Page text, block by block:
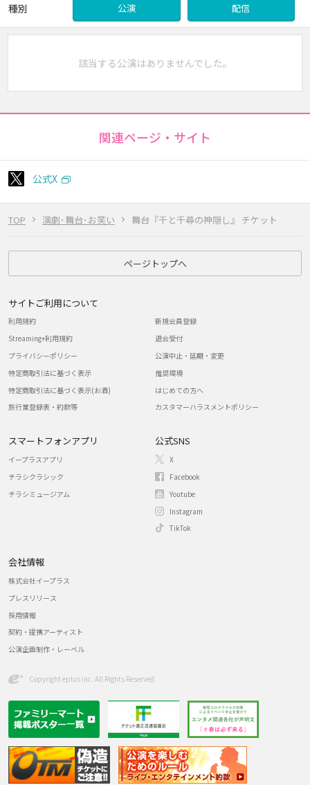
TOP 演劇･舞台･お笑い 舞台『千と千尋の神隠し』 チケット
種別 公演 配信
該当する公演はありませんでした。
関連ページ・サイト
公式X
ページトップへ
サイトご利用について
利用規約
Streaming+利用規約
プライバシーポリシー
特定商取引法に基づく表示
特定商取引法に基づく表示(お酒)
旅行業登録表・約款等
新規会員登録
退会受付
公演中止・延期・変更
推奨環境
はじめての方へ
カスタマーハラスメントポリシー
スマートフォンアプリ
イープラスアプリ
チラシクラシック
チラシミュージアム
公式SNS
X
Facebook
Youtube
Instagram
TikTok
会社情報
株式会社イープラス
プレスリリース
採用情報
契約・提携アーティスト
公演企画制作・レーベル
Copyright eplus inc. All Rights Reserved.